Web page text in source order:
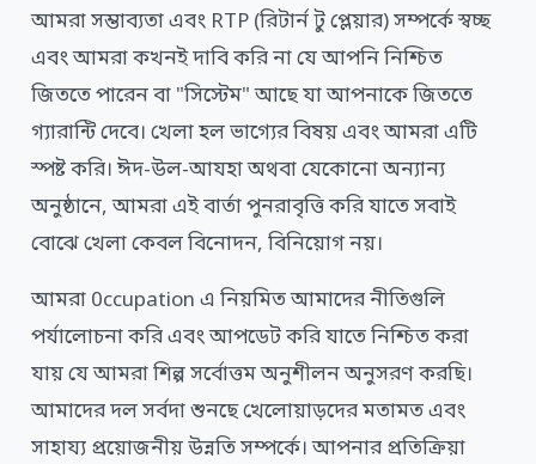
আমরা সম্ভাব্যতা এবং RTP (রিটার্ন টু প্লেয়ার) সম্পর্কে স্বচ্ছ
এবং আমরা কখনই দাবি করি না যে আপনি নিশ্চিত
জিততে পারেন বা "সিস্টেম" আছে যা আপনাকে জিততে
গ্যারান্টি দেবে। খেলা হল ভাগ্যের বিষয় এবং আমরা এটি
স্পষ্ট করি। ঈদ-উল-আযহা অথবা যেকোনো অন্যান্য
অনুষ্ঠানে, আমরা এই বার্তা পুনরাবৃত্তি করি যাতে সবাই
বোঝে খেলা কেবল বিনোদন, বিনিয়োগ নয়।
আমরা 0ccupation এ নিয়মিত আমাদের নীতিগুলি
পর্যালোচনা করি এবং আপডেট করি যাতে নিশ্চিত করা
যায় যে আমরা শিল্প সর্বোত্তম অনুশীলন অনুসরণ করছি।
আমাদের দল সর্বদা শুনছে খেলোয়াড়দের মতামত এবং
সাহায্য প্রয়োজনীয় উন্নতি সম্পর্কে। আপনার প্রতিক্রিয়া